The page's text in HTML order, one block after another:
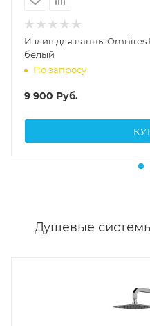
Излив для ванны Omnires
белый
По запросу
9 900 Руб.
Душевые